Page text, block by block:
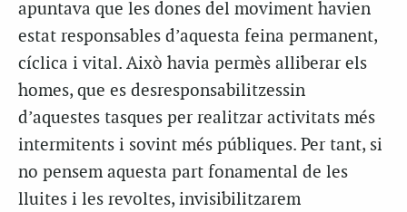
apuntava que les dones del moviment havien
estat responsables d’aquesta feina permanent,
cíclica i vital. Això havia permès alliberar els
homes, que es desresponsabilitzessin
d’aquestes tasques per realitzar activitats més
intermitents i sovint més públiques. Per tant, si
no pensem aquesta part fonamental de les
lluites i les revoltes, invisibilitzarem